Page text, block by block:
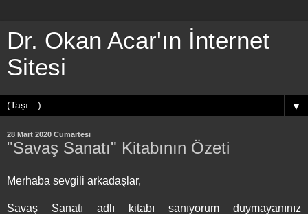
Dr. Okan Acar'ın İnternet
Sitesi
▼
28 Mart 2020 Cumartesi
"Savaş Sanatı" Kitabının Özeti
Merhaba sevgili arkadaşlar,
Savaş Sanatı adlı kitabı sanıyorum duymayanınız